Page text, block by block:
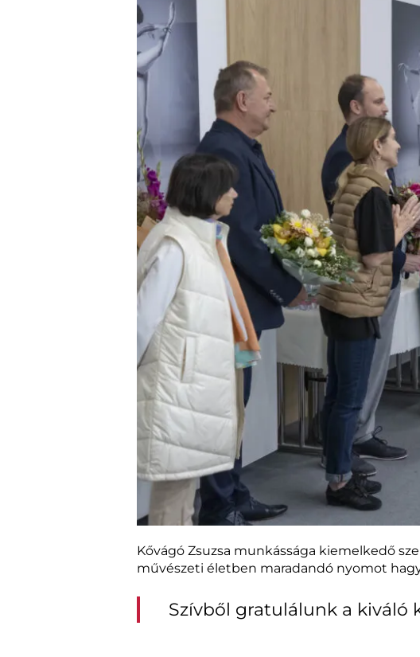
Kővágó Zsuzsa munkássága kiemelkedő
művészeti életben maradandó nyomot
Szívből gratulálunk a kiváló